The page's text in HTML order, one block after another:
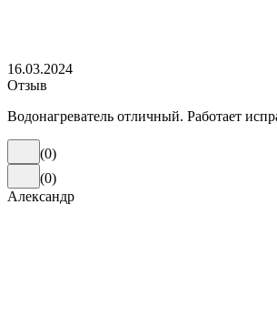
16.03.2024
Отзыв
Водонагреватель отличный. Работает
(0)
(0)
Александр